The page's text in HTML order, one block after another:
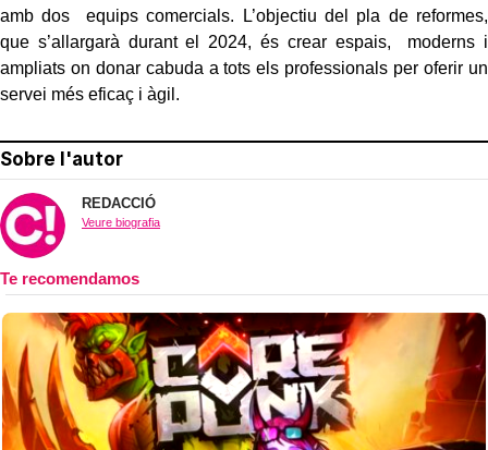
amb dos equips comercials. L’objectiu del pla de reformes,
que s’allargarà durant el 2024, és crear espais, moderns i
ampliats on donar cabuda a tots els professionals per oferir un
servei més eficaç i àgil.
Sobre l'autor
REDACCIÓ
Veure biografia